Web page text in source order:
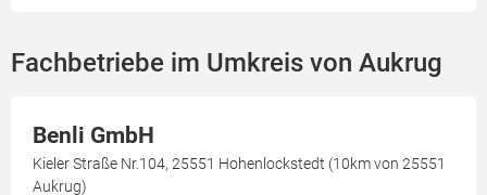
Fachbetriebe im Umkreis von Aukrug
Benli GmbH
Kieler Straße Nr.104, 25551 Hohenlockstedt (10km von 25551
Aukrug)